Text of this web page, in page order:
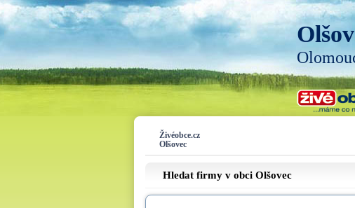
Živéobce.cz
Olšovec
Hledat firmy v obci Olšovec